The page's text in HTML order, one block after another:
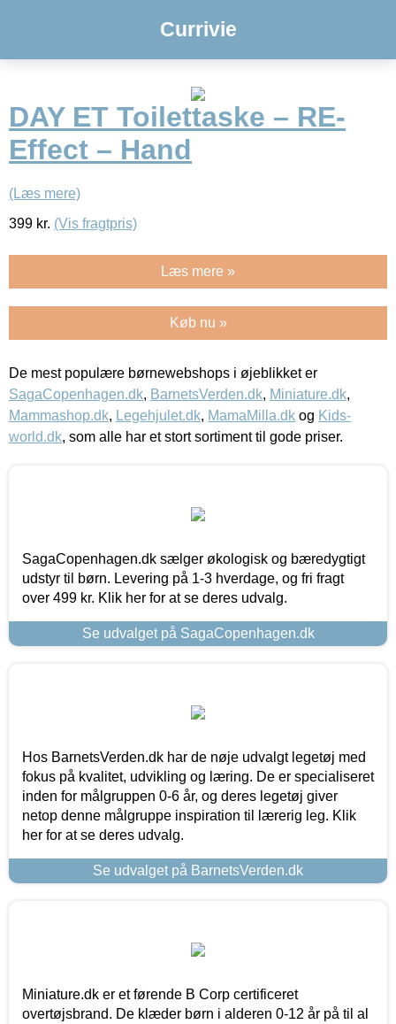
Currivie
DAY ET Toilettaske – RE-
Effect – Hand
(Læs mere)
399 kr. (Vis fragtpris)
Læs mere »
Køb nu »
De mest populære børnewebshops i øjeblikket er
SagaCopenhagen.dk, BarnetsVerden.dk, Miniature.dk,
Mammashop.dk, Legehjulet.dk, MamaMilla.dk og Kids-
world.dk, som alle har et stort sortiment til gode priser.
SagaCopenhagen.dk sælger økologisk og bæredygtigt
udstyr til børn. Levering på 1-3 hverdage, og fri fragt
over 499 kr. Klik her for at se deres udvalg.
Se udvalget på SagaCopenhagen.dk
Hos BarnetsVerden.dk har de nøje udvalgt legetøj med
fokus på kvalitet, udvikling og læring. De er specialiseret
inden for målgruppen 0-6 år, og deres legetøj giver
netop denne målgruppe inspiration til lærerig leg. Klik
her for at se deres udvalg.
Se udvalget på BarnetsVerden.dk
Miniature.dk er et førende B Corp certificeret
overtøjsbrand. De klæder børn i alderen 0-12 år på til al